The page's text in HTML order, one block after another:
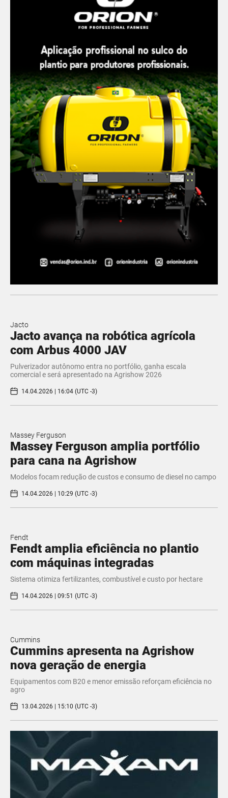
Jacto
Jacto avança na robótica agrícola
com Arbus 4000 JAV
Pulverizador autônomo entra no portfólio, ganha escala
comercial e será apresentado na Agrishow 2026
14.04.2026 | 16:04 (UTC -3)
Massey Ferguson
Massey Ferguson amplia portfólio
para cana na Agrishow
Modelos focam redução de custos e consumo de diesel no campo
14.04.2026 | 10:29 (UTC -3)
Fendt
Fendt amplia eficiência no plantio
com máquinas integradas
Sistema otimiza fertilizantes, combustível e custo por hectare
14.04.2026 | 09:51 (UTC -3)
Cummins
Cummins apresenta na Agrishow
nova geração de energia
Equipamentos com B20 e menor emissão reforçam eficiência no
agro
13.04.2026 | 15:10 (UTC -3)